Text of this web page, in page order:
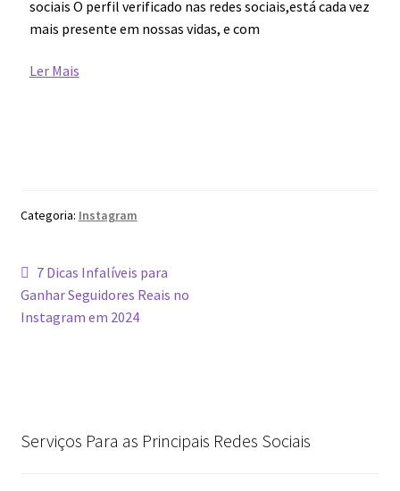
sociais O perfil verificado nas redes sociais,está cada vez
mais presente em nossas vidas, e com
Ler Mais
Categoria: Instagram
7 Dicas Infalíveis para
Ganhar Seguidores Reais no
Instagram em 2024
Serviços Para as Principais Redes Sociais